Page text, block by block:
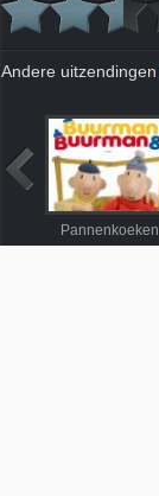
Andere uitzendingen
Pannenkoeken